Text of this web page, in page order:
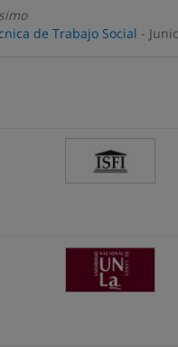
de Trabajo Social -